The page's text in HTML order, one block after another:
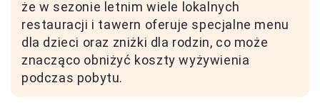
że w sezonie letnim wiele lokalnych
restauracji i tawern oferuje specjalne menu
dla dzieci oraz zniżki dla rodzin, co może
znacząco obniżyć koszty wyżywienia
podczas pobytu.